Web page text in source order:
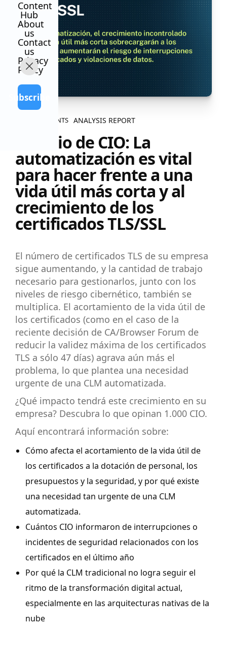
Content
Hub
About
us
Contact
us
Privacy
Policy
Subscribe
ALL CONTENTS ANALYSIS REPORT
Estudio de CIO: La
automatización es vital
para hacer frente a una
vida útil más corta y al
crecimiento de los
certificados TLS/SSL
El número de certificados TLS de su empresa
sigue aumentando, y la cantidad de trabajo
necesario para gestionarlos, junto con los
niveles de riesgo cibernético, también se
multiplica. El acortamiento de la vida útil de
los certificados (como en el caso de la
reciente decisión de CA/Browser Forum de
reducir la validez máxima de los certificados
TLS a sólo 47 días) agrava aún más el
problema, lo que plantea una necesidad
urgente de una CLM automatizada.
¿Qué impacto tendrá este crecimiento en su
empresa? Descubra lo que opinan 1.000 CIO.
Aquí encontrará información sobre:
Cómo afecta el acortamiento de la vida útil de
los certificados a la dotación de personal, los
presupuestos y la seguridad, y por qué existe
una necesidad tan urgente de una CLM
automatizada.
Cuántos CIO informaron de interrupciones o
incidentes de seguridad relacionados con los
certificados en el último año
Por qué la CLM tradicional no logra seguir el
ritmo de la transformación digital actual,
especialmente en las arquitecturas nativas de la
nube